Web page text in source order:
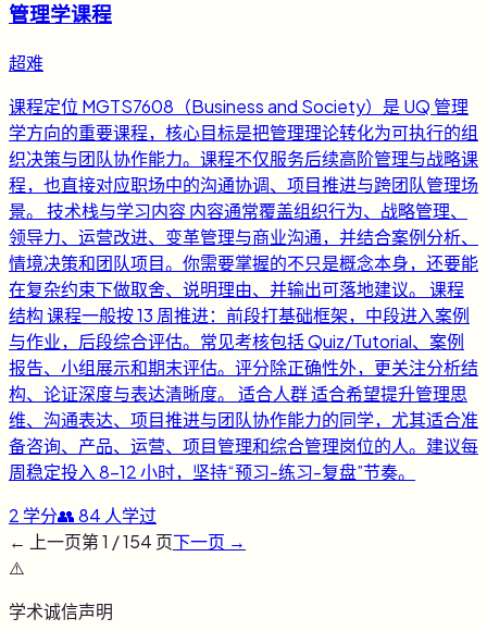
管理学课程
超难
课程定位 MGTS7608（Business and Society）是 UQ 管理
学方向的重要课程，核心目标是把管理理论转化为可执行的组
织决策与团队协作能力。课程不仅服务后续高阶管理与战略课
程，也直接对应职场中的沟通协调、项目推进与跨团队管理场
景。 技术栈与学习内容 内容通常覆盖组织行为、战略管理、
领导力、运营改进、变革管理与商业沟通，并结合案例分析、
情境决策和团队项目。你需要掌握的不只是概念本身，还要能
在复杂约束下做取舍、说明理由、并输出可落地建议。 课程
结构 课程一般按 13 周推进：前段打基础框架，中段进入案例
与作业，后段综合评估。常见考核包括 Quiz/Tutorial、案例
报告、小组展示和期末评估。评分除正确性外，更关注分析结
构、论证深度与表达清晰度。 适合人群 适合希望提升管理思
维、沟通表达、项目推进与团队协作能力的同学，尤其适合准
备咨询、产品、运营、项目管理和综合管理岗位的人。建议每
周稳定投入 8-12 小时，坚持“预习-练习-复盘”节奏。
2 学分👥84 人学过
← 上一页第1 /154 页下一页 →
⚠️
学术诚信声明